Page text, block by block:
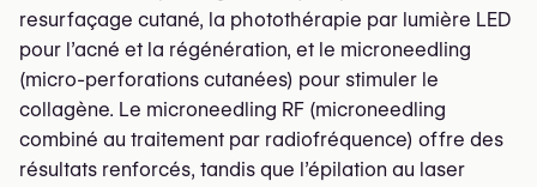
resurfaçage cutané, la photothérapie par lumière LED
pour l’acné et la régénération, et le microneedling
(micro-perforations cutanées) pour stimuler le
collagène. Le microneedling RF (microneedling
combiné au traitement par radiofréquence) offre des
résultats renforcés, tandis que l’épilation au laser